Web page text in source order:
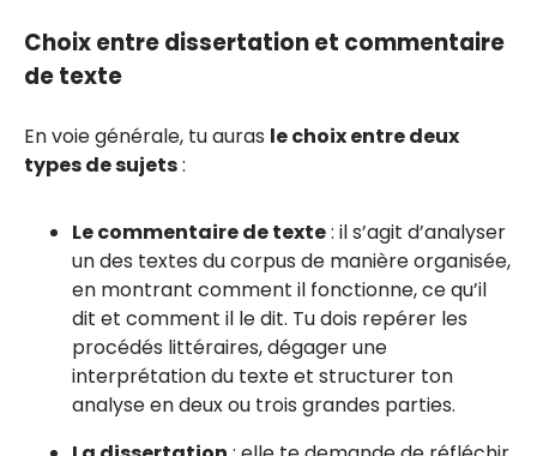
Choix entre dissertation et commentaire
de texte
En voie générale, tu auras le choix entre deux
types de sujets:
Le commentaire de texte: il s’agit d’analyser
un des textes du corpus de manière organisée,
en montrant comment il fonctionne, ce qu’il
dit et comment il le dit. Tu dois repérer les
procédés littéraires, dégager une
interprétation du texte et structurer ton
analyse en deux ou trois grandes parties.